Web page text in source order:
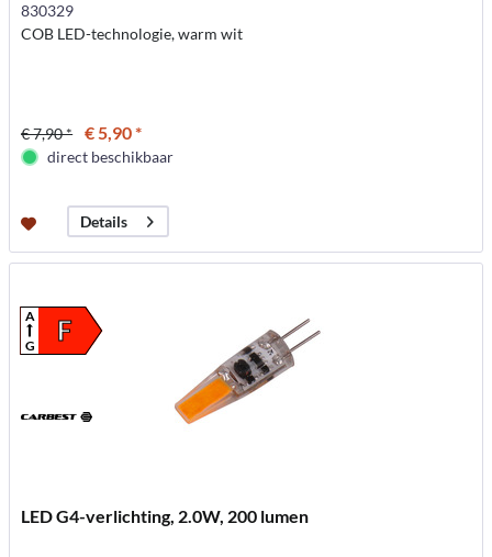
830329
COB LED-technologie, warm wit
€ 7,90 * € 5,90 *
direct beschikbaar
Details
F
A
G
LED G4-verlichting, 2.0W, 200 lumen